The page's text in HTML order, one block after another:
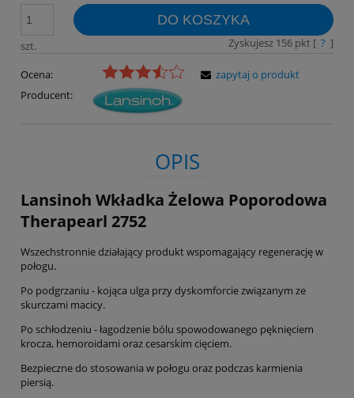
szt.
DO KOSZYKA
Zyskujesz 156pkt [ ? ]
Ocena:
Producent:
zapytaj o produkt
OPIS
Lansinoh Wkładka Żelowa Poporodowa
Therapearl 2752
Wszechstronnie działający produkt wspomagający regenerację w
połogu.
Po podgrzaniu - kojąca ulga przy dyskomforcie związanym ze
skurczami macicy.
Po schłodzeniu - łagodzenie bólu spowodowanego pęknięciem
krocza, hemoroidami oraz cesarskim cięciem.
Bezpieczne do stosowania w połogu oraz podczas karmienia
piersią.